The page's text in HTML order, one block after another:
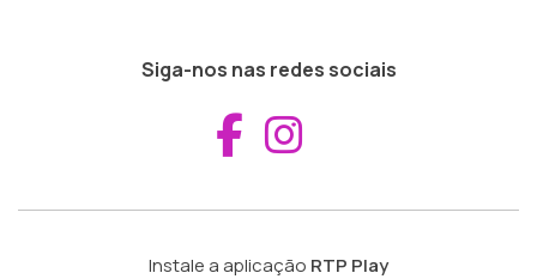
Siga-nos nas redes sociais
Aceder ao
Instale a aplicação RTP Play